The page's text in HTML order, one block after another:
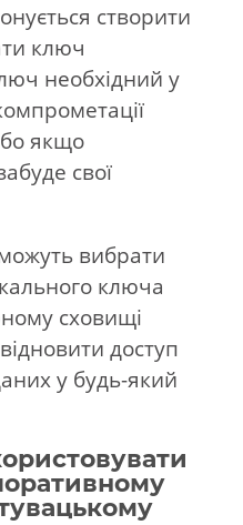
створити
ключ
необхідний у
якщо
свої
вибрати
ключа
сховищі
доступ
у будь-який